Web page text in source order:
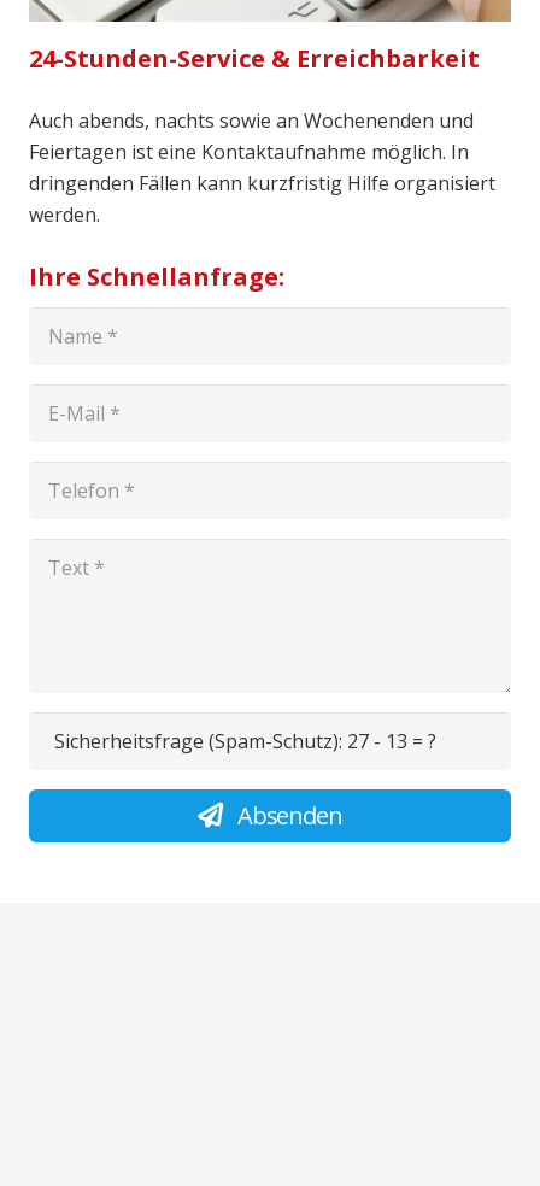
24-Stunden-Service & Erreichbarkeit
Auch abends, nachts sowie an Wochenenden und
Feiertagen ist eine Kontaktaufnahme möglich. In
dringenden Fällen kann kurzfristig Hilfe organisiert
werden.
Ihre Schnellanfrage:
Sicherheitsfrage (Spam-Schutz): 27 - 13 = ?
Absenden